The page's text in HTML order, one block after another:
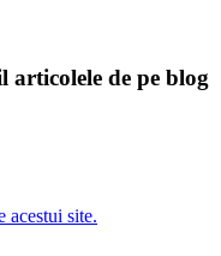
articolele de pe blog
acestui site.